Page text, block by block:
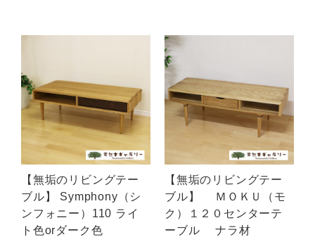
【無垢のリビングテー
ブル】 Symphony（シ
ンフォニー）110 ライ
ト色orダーク色
【無垢のリビングテー
ブル】 ＭＯＫＵ（モ
ク）１２０センターテ
ーブル ナラ材